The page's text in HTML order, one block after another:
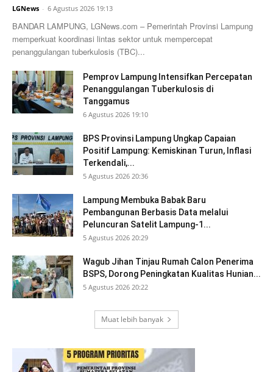
LGNews - 6 Agustus 2026 19:13
BANDAR LAMPUNG, LGNews.com – Pemerintah Provinsi Lampung
memperkuat koordinasi lintas sektor untuk mempercepat
penanggulangan tuberkulosis (TBC)...
Pemprov Lampung Intensifkan Percepatan
Penanggulangan Tuberkulosis di
Tanggamus
6 Agustus 2026 19:10
BPS Provinsi Lampung Ungkap Capaian
Positif Lampung: Kemiskinan Turun, Inflasi
Terkendali,...
5 Agustus 2026 20:36
Lampung Membuka Babak Baru
Pembangunan Berbasis Data melalui
Peluncuran Satelit Lampung-1...
5 Agustus 2026 20:29
Wagub Jihan Tinjau Rumah Calon Penerima
BSPS, Dorong Peningkatan Kualitas Hunian...
5 Agustus 2026 20:22
Muat lebih banyak